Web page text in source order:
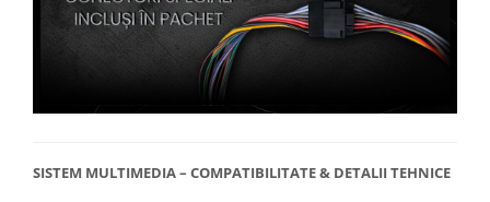
SISTEM MULTIMEDIA – COMPATIBILITATE & DETALII TEHNICE